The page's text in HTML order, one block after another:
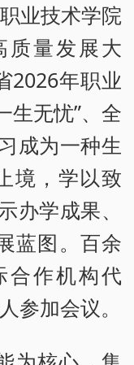
业技术学院
质量发展大
2026年职业
生无忧”、全
成为一种生
境，学以致
办学成果、
蓝图。百余
合作机构代
参加会议。